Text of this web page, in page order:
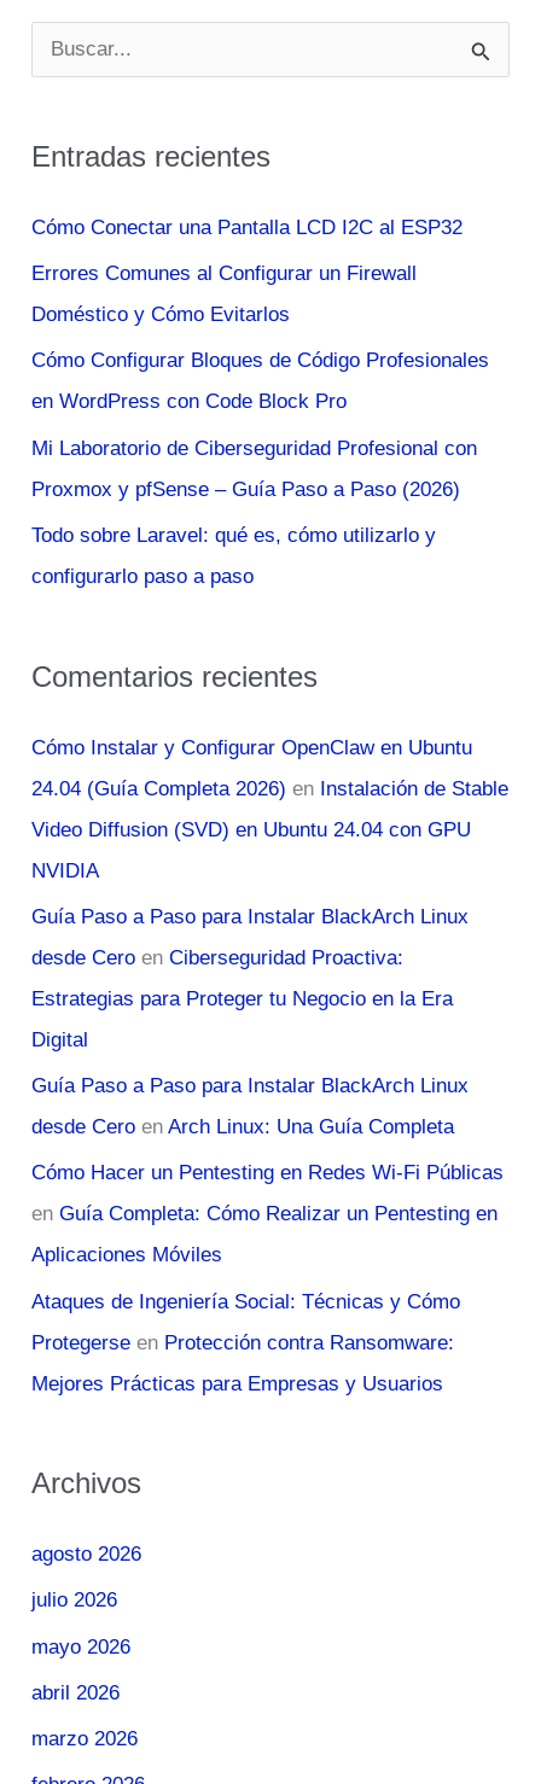
2023
u
c
p
o
r
:
Entradas recientes
Cómo Conectar una Pantalla LCD I2C al ESP32
Errores Comunes al Configurar un Firewall
Doméstico y Cómo Evitarlos
Cómo Configurar Bloques de Código Profesionales
en WordPress con Code Block Pro
Mi Laboratorio de Ciberseguridad Profesional con
Proxmox y pfSense – Guía Paso a Paso (2026)
Todo sobre Laravel: qué es, cómo utilizarlo y
configurarlo paso a paso
Comentarios recientes
Cómo Instalar y Configurar OpenClaw en Ubuntu
24.04 (Guía Completa 2026) en Instalación de Stable
Video Diffusion (SVD) en Ubuntu 24.04 con GPU
NVIDIA
Guía Paso a Paso para Instalar BlackArch Linux
desde Cero enCiberseguridad Proactiva:
Estrategias para Proteger tu Negocio en la Era
Digital
Guía Paso a Paso para Instalar BlackArch Linux
desde Cero enArch Linux: Una Guía Completa
Cómo Hacer un Pentesting en Redes Wi-Fi Públicas
enGuía Completa: Cómo Realizar un Pentesting en
Aplicaciones Móviles
Ataques de Ingeniería Social: Técnicas y Cómo
Protegerse en Protección contra Ransomware:
Mejores Prácticas para Empresas y Usuarios
Archivos
agosto 2026
julio 2026
mayo 2026
abril 2026
marzo 2026